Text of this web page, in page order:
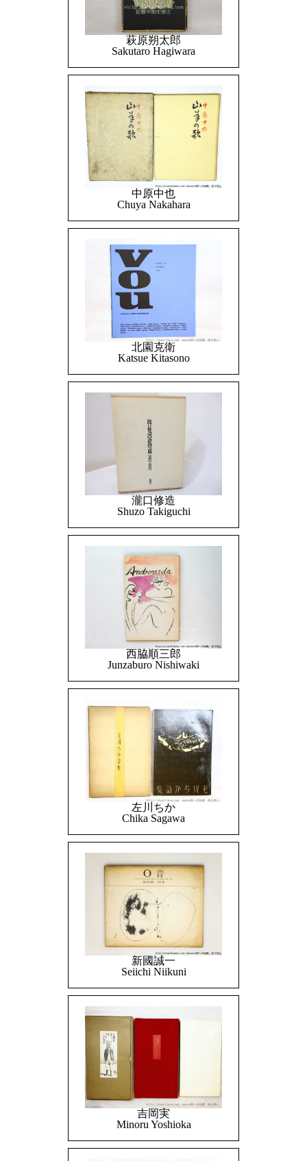
萩原朔太郎
Sakutaro Hagiwara
中原中也
Chuya Nakahara
北園克衛
Katsue Kitasono
瀧口修造
Shuzo Takiguchi
西脇順三郎
Junzaburo Nishiwaki
左川ちか
Chika Sagawa
新國誠一
Seiichi Niikuni
吉岡実
Minoru Yoshioka